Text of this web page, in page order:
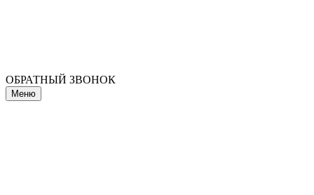
ОБРАТНЫЙ ЗВОНОК
Меню